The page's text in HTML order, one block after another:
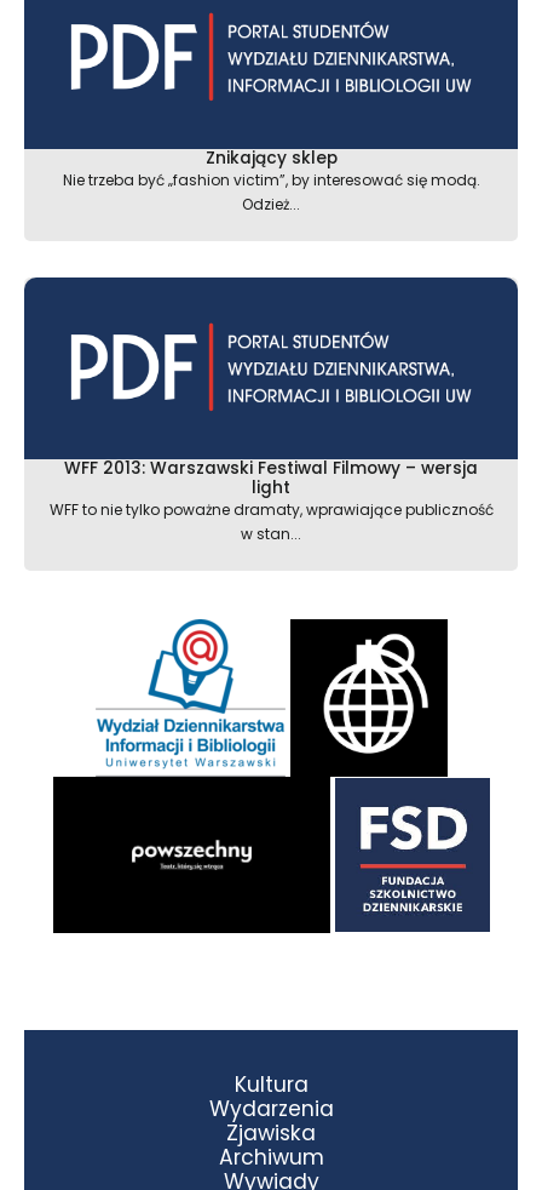
Znikający sklep
Nie trzeba być „fashion victim”, by interesować się modą.
Odzież...
WFF 2013: Warszawski Festiwal Filmowy – wersja
light
WFF to nie tylko poważne dramaty, wprawiające publiczność
w stan...
Kultura
Wydarzenia
Zjawiska
Archiwum
Wywiady